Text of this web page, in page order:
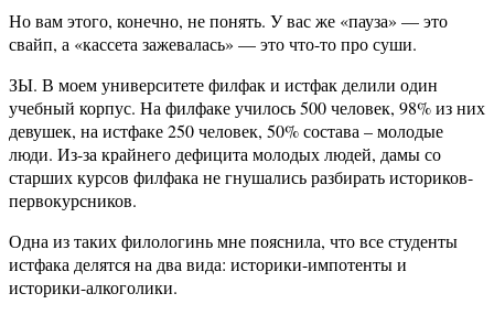
Но вам этого, конечно, не понять. У вас же «пауза» — это
свайп, а «кассета зажевалась» — это что-то про суши.
ЗЫ. В моем университете филфак и истфак делили один
учебный корпус. На филфаке училось 500 человек, 98% из них
девушек, на истфаке 250 человек, 50% состава – молодые
люди. Из-за крайнего дефицита молодых людей, дамы со
старших курсов филфака не гнушались разбирать историков-
первокурсников.
Одна из таких филологинь мне пояснила, что все студенты
истфака делятся на два вида: историки-импотенты и
историки-алкоголики.